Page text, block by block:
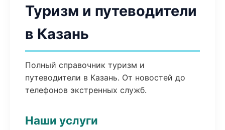
Туризм и путеводители
в Казань
Полный справочник туризм и
путеводители в Казань. От новостей до
телефонов экстренных служб.
Наши услуги